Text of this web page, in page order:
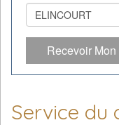
Recevoir
Service du